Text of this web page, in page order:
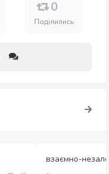
0
Поділились
взаємно-